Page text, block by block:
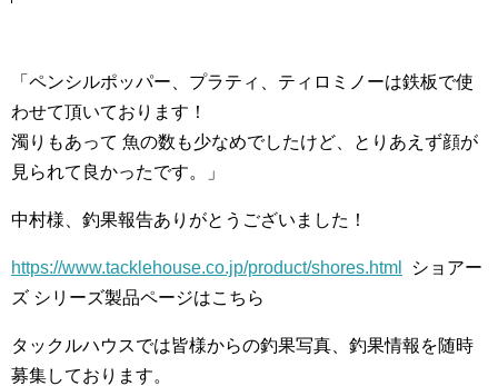
「ペンシルポッパー、プラティ、ティロミノーは鉄板で使
わせて頂いております！
濁りもあって 魚の数も少なめでしたけど、とりあえず顔が
見られて良かったです。」
中村様、釣果報告ありがとうございました！
https://www.tacklehouse.co.jp/product/shores.html
ショアー
ズ シリーズ製品ページはこちら
タックルハウスでは皆様からの釣果写真、釣果情報を随時
募集しております。